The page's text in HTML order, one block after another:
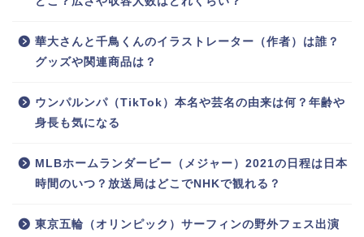
華大さんと千鳥くんのイラストレーター（作者）は誰？
グッズや関連商品は？
ウンパルンパ（TikTok）本名や芸名の由来は何？年齢や
身長も気になる
MLBホームランダービー（メジャー）2021の日程は日本
時間のいつ？放送局はどこでNHKで観れる？
東京五輪（オリンピック）サーフィンの野外フェス出演